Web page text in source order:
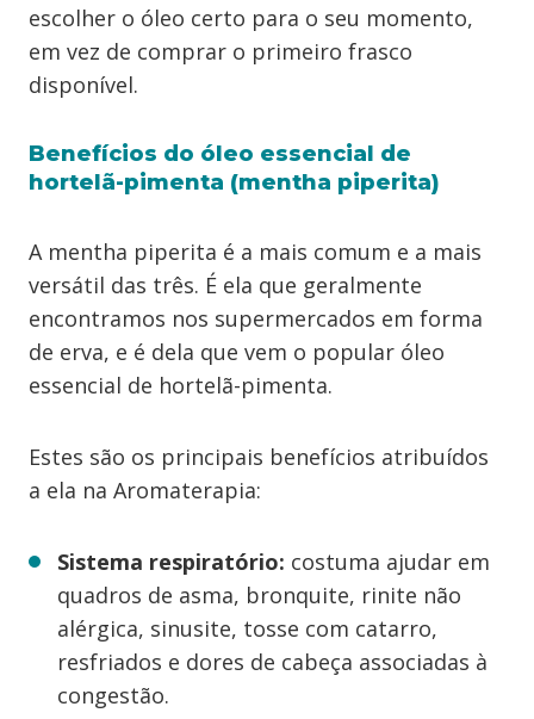
escolher o óleo certo para o seu momento,
em vez de comprar o primeiro frasco
disponível.
Benefícios do óleo essencial de
hortelã-pimenta (mentha piperita)
A mentha piperita é a mais comum e a mais
versátil das três. É ela que geralmente
encontramos nos supermercados em forma
de erva, e é dela que vem o popular óleo
essencial de hortelã-pimenta.
Estes são os principais benefícios atribuídos
a ela na Aromaterapia:
Sistema respiratório: costuma ajudar em
quadros de asma, bronquite, rinite não
alérgica, sinusite, tosse com catarro,
resfriados e dores de cabeça associadas à
congestão.